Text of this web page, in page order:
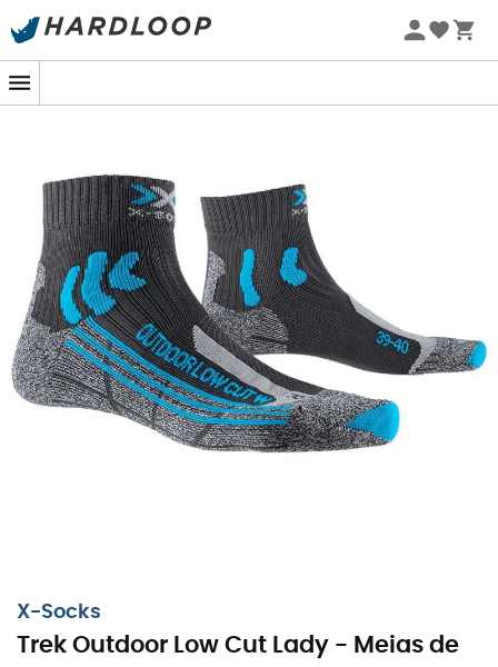
Promoções de verão 🔥 -5% EXTRA a partir de 2 produtos*
X-Socks
Trek Outdoor Low Cut Lady - Meias de